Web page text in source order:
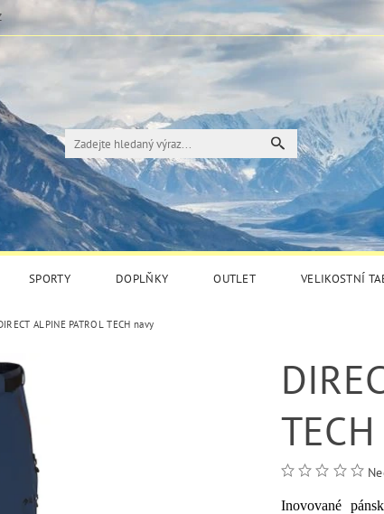
SPORTY DOPLŇKY OUTLET VELIKOSTNÍ
ALPINE PATROL TECH navy
Inovované